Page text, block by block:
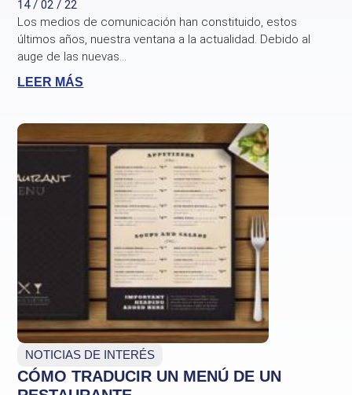
14 / 02 / 22
Los medios de comunicación han constituido, estos
últimos años, nuestra ventana a la actualidad. Debido al
auge de las nuevas...
LEER MÁS
NOTICIAS DE INTERÉS
CÓMO TRADUCIR UN MENÚ DE UN